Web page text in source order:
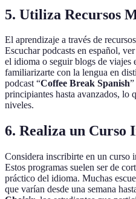
5. Utiliza Recursos
El aprendizaje a través de
Escuchar podcasts en español,
el idioma o seguir blogs de viajes
familiarizarte con la lengua en
podcast “Coffee Break Spanish
principiantes hasta avanzados, lo
niveles.
6. Realiza un Curso
Considera inscribirte en un curso
Estos programas suelen ser de
práctico del idioma. Muchas
que varían desde una semana